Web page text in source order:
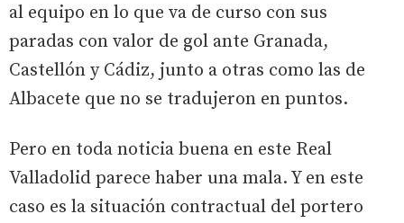
al equipo en lo que va de curso con sus
paradas con valor de gol ante Granada,
Castellón y Cádiz, junto a otras como las de
Albacete que no se tradujeron en puntos.
Pero en toda noticia buena en este Real
Valladolid parece haber una mala. Y en este
caso es la situación contractual del portero